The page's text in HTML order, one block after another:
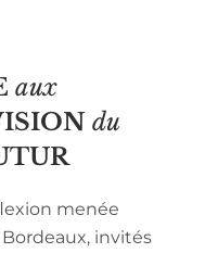
aux
du
menée
Bordeaux, invités